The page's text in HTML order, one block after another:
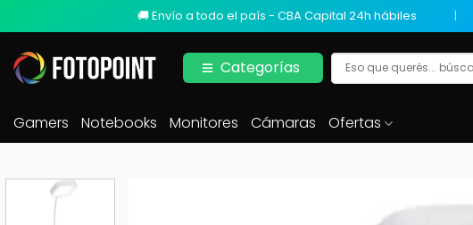
🚚 Envío a todo el país - CBA Capital 24h hábiles
Categorías
Gamers Notebooks Monitores Cámaras Ofertas